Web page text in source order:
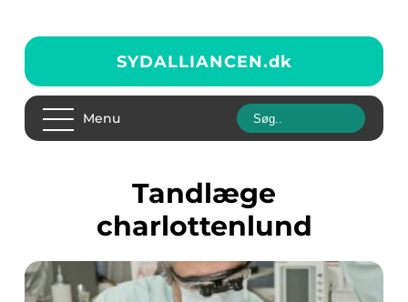
SYDALLIANCEN.dk
Menu
tandlæge
charlottenlund